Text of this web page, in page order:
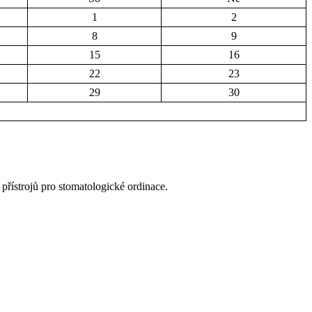
1
2
8
9
15
16
22
23
29
30
pro stomatologické ordinace.